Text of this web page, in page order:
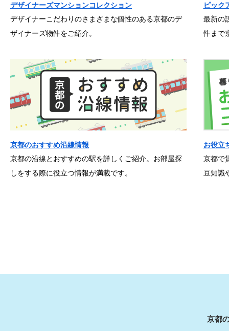
デザイナーズマンションコレクション
デザイナーこだわりのさまざまな個性のある京都のデ
ザイナーズ物件をご紹介。
ピック
最新の
件まで
京都のおすすめ沿線情報
京都の沿線とおすすめの駅を詳しくご紹介。お部屋探
しをする際に役立つ情報が満載です。
お役立
京都で
豆知識
京都